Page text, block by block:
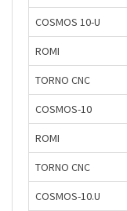
COSMOS 10-U
ROMI
TORNO CNC
COSMOS-10
ROMI
TORNO CNC
COSMOS-10.U